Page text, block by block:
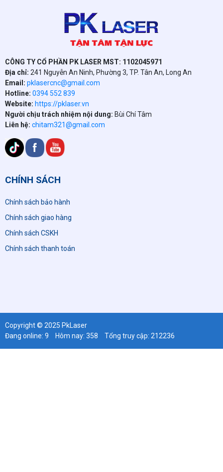
CÔNG TY CỔ PHẦN PK LASER MST: 1102045971
Địa chỉ: 241 Nguyễn An Ninh, Phường 3, TP. Tân An, Long An
Email: pklasercnc@gmail.com
Hotline: 0394 552 839
Website: https://pklaser.vn
Người chịu trách nhiệm nội dung: Bùi Chí Tâm
Liên hệ: chitam321@gmail.com
CHÍNH SÁCH
Chính sách bảo hành
Chính sách giao hàng
Chính sách CSKH
Chính sách thanh toán
Copyright © 2025 PkLaser
Đang online: 9
Hôm nay: 358 Tổng truy cập: 212236